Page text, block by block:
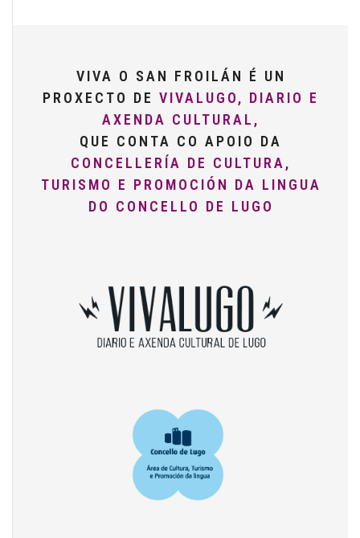
VIVA O SAN FROILÁN É UN
PROXECTO DE VIVALUGO, DIARIO E
AXENDA CULTURAL,
QUE CONTA CO APOIO DA
CONCELLERÍA DE CULTURA,
TURISMO E PROMOCIÓN DA LINGUA
DO CONCELLO DE LUGO